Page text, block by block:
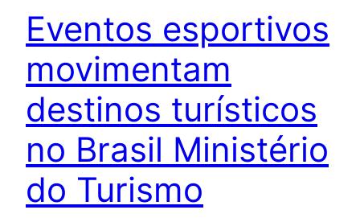
Eventos esportivos
movimentam
destinos turísticos
no Brasil Ministério
do Turismo